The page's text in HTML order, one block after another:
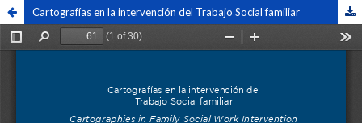
Cartografías en la intervención del Trabajo Social familiar